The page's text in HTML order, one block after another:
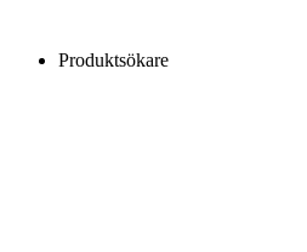
Produktsökare